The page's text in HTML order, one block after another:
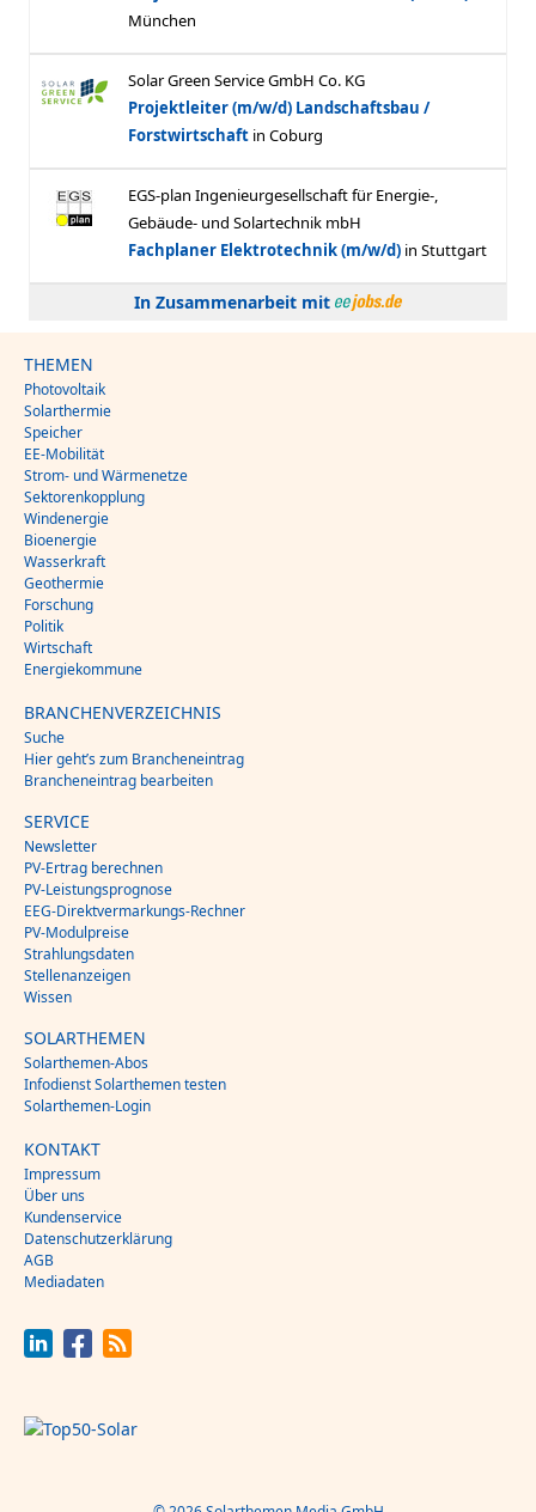
In Zusammenarbeit mit
THEMEN
Photovoltaik
Solarthermie
Speicher
EE-Mobilität
Strom- und Wärmenetze
Sektorenkopplung
Windenergie
Bioenergie
Wasserkraft
Geothermie
Forschung
Politik
Wirtschaft
Energiekommune
BRANCHENVERZEICHNIS
Suche
Hier geht’s zum Brancheneintrag
Brancheneintrag bearbeiten
SERVICE
Newsletter
PV-Ertrag berechnen
PV-Leistungsprognose
EEG-Direktvermarkungs-Rechner
PV-Modulpreise
Strahlungsdaten
Stellenanzeigen
Wissen
SOLARTHEMEN
Solarthemen-Abos
Infodienst Solarthemen testen
Solarthemen-Login
KONTAKT
Impressum
Über uns
Kundenservice
Datenschutzerklärung
AGB
Mediadaten